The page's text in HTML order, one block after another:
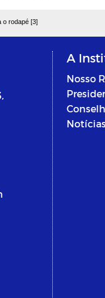
o rodapé [3]
A
Nosso
Notícias